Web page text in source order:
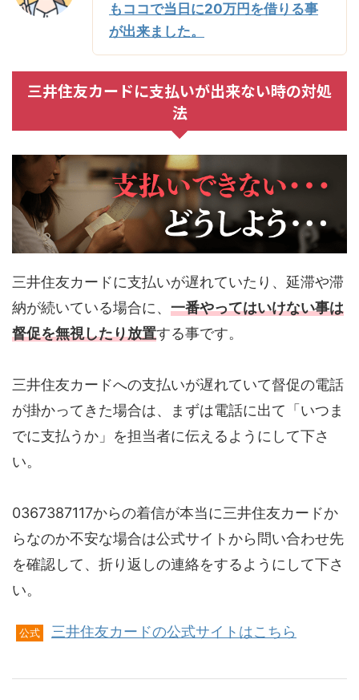
もココで当日に20万円を借りる事
が出来ました。
三井住友カードに支払いが出来ない時の対処
法
三井住友カードに支払いが遅れていたり、延滞や滞
納が続いている場合に、 一番やってはいけない事は
督促を無視したり放置する事です。
三井住友カードへの支払いが遅れていて督促の電話
が掛かってきた場合は、まずは電話に出て「いつま
でに支払うか」を担当者に伝えるようにして下さ
い。
0367387117からの着信が本当に三井住友カードか
らなのか不安な場合は公式サイトから問い合わせ先
を確認して、折り返しの連絡をするようにして下さ
い。
公式 三井住友カードの公式サイトはこちら